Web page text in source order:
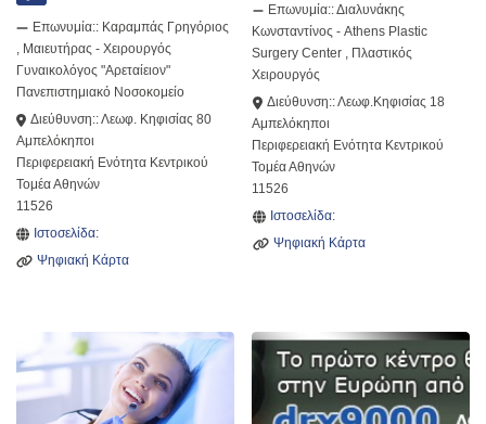
Επωνυμία:: Καραμπάς Γρηγόριος
, Μαιευτήρας - Χειρουργός
Γυναικολόγος "Αρεταίειον"
Πανεπιστημιακό Νοσοκομείο
Διεύθυνση::Λεωφ. Κηφισίας 80
Αμπελόκηποι
Περιφερειακή Ενότητα Κεντρικού
Τομέα Αθηνών
11526
Ιστοσελίδα:
Ψηφιακή Κάρτα
Επωνυμία::Διαλυνάκης
Κωνσταντίνος - Athens Plastic
Surgery Center , Πλαστικός
Χειρουργός
Διεύθυνση::Λεωφ.Κηφισίας 18
Αμπελόκηποι
Περιφερειακή Ενότητα Κεντρικού
Τομέα Αθηνών
11526
Ιστοσελίδα:
Ψηφιακή Κάρτα